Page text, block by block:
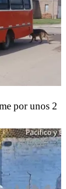
por unos 2